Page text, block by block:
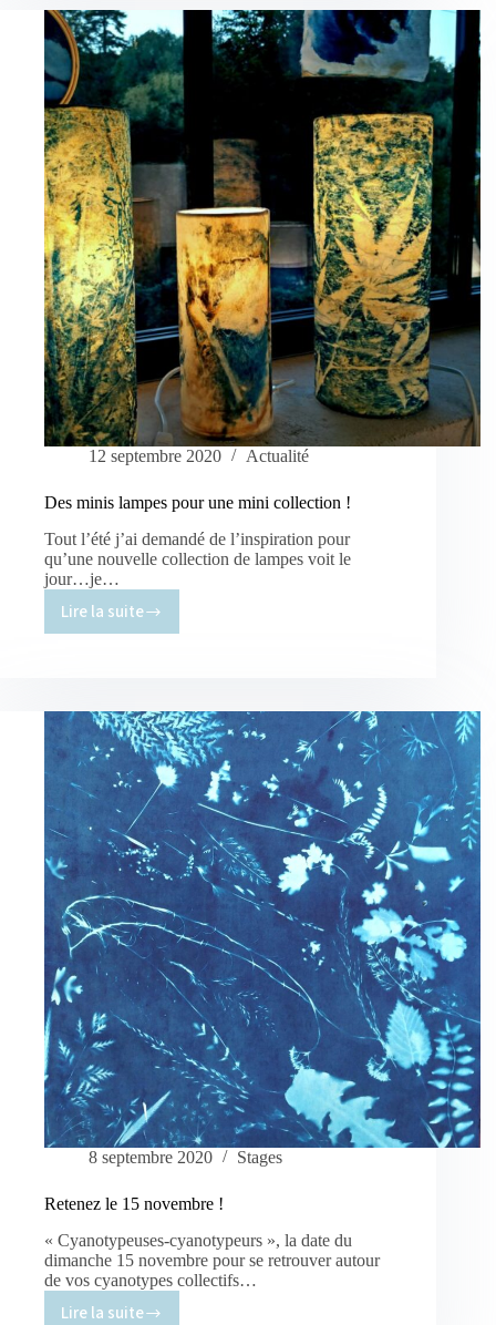
nouvelle
collection.
12 septembre 2020 Actualité
Des minis lampes pour une mini collection !
Tout l’été j’ai demandé de l’inspiration pour
qu’une nouvelle collection de lampes voit le
jour…je…
Lire la suite
Des
une
mini
collection
!
8 septembre 2020 Stages
Retenez le 15 novembre !
« Cyanotypeuses-cyanotypeurs », la date du
dimanche 15 novembre pour se retrouver autour
de vos cyanotypes collectifs…
Lire la suite